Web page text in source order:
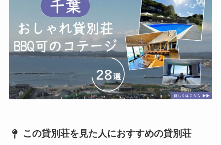
この貸別荘を見た人におすすめの貸別荘